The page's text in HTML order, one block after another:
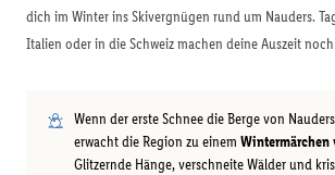
dich im Winter ins Skivergnügen rund um Nauders.
Italien oder in die Schweiz machen deine Auszeit
Wenn der erste Schnee die Berge von
erwacht die Region zu einem Wintermärchen
Glitzernde Hänge, verschneite Wälder und